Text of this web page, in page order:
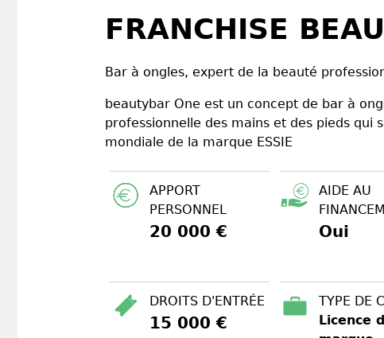
FRANCHISE
Bar à ongles, expert de la beauté
beautybar One est un concept de bar à
professionnelle des mains et des pieds qui
mondiale de la marque ESSIE
APPORT
PERSONNEL
20 000 €
AIDE AU
Oui
DROITS D'ENTRÉE
15 000 €
TYPE DE
Licence